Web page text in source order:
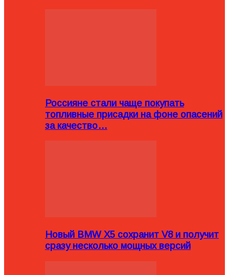
Россияне стали чаще покупать
топливные присадки на фоне опасений
за качество…
Новый BMW X5 сохранит V8 и получит
сразу несколько мощных версий